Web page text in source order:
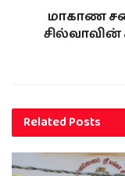
மாகாண
சில்வாவின்
RelatedPosts